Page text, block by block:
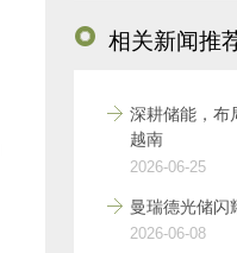
相关新闻推
深耕储能，布
越南
2026-06-25
曼瑞德光储闪
2026-06-08